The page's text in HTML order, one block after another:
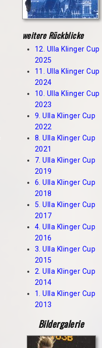
weitere Rückblicke
12. Ulla Klinger Cup
2025
11. Ulla Klinger Cup
2024
10. Ulla Klinger Cup
2023
9. Ulla Klinger Cup
2022
8. Ulla Klinger Cup
2021
7. Ulla Klinger Cup
2019
6. Ulla Klinger Cup
2018
5. Ulla Klinger Cup
2017
4. Ulla Klinger Cup
2016
3. Ulla Klinger Cup
2015
2. Ulla Klinger Cup
2014
1. Ulla Klinger Cup
2013
Bildergalerie